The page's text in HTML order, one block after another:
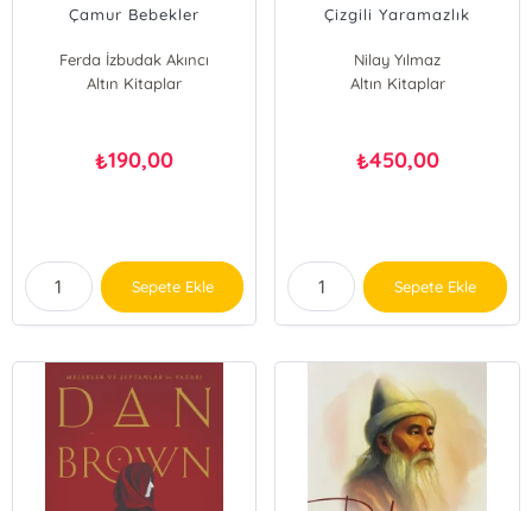
Çamur Bebekler
Ferda İzbudak Akıncı
Altın Kitaplar
₺190,00
Sepete Ekle
Çizgili Yaramazlık
Nilay Yılmaz
Altın Kitaplar
₺450,00
Sepete Ekle